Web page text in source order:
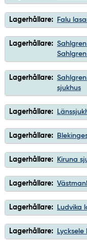
Lagerhållare: Falu
Lagerhållare:
Lagerhållare:
sjukhus
Lagerhållare:
Lagerhållare:
Lagerhållare: Kiruna
Lagerhållare:
Lagerhållare: Ludvika
Lagerhållare: